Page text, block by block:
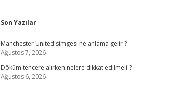
Sidebar
Son Yazılar
Manchester United simgesi ne anlama gelir ?
Ağustos 7, 2026
Döküm tencere alırken nelere dikkat edilmeli ?
Ağustos 6, 2026